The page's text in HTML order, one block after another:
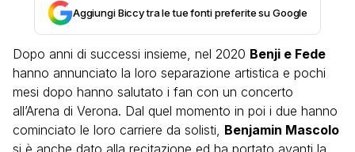
Aggiungi Biccy tra le tue fonti preferite su Google
Dopo anni di successi insieme, nel 2020 Benji e Fede
hanno annunciato la loro separazione artistica e pochi
mesi dopo hanno salutato i fan con un concerto
all’Arena di Verona. Dal quel momento in poi i due hanno
cominciato le loro carriere da solisti, Benjamin Mascolo
si è anche dato alla recitazione ed ha portato avanti la